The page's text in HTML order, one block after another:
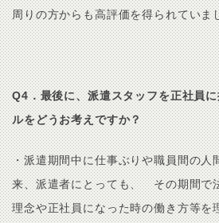
周りの方からも高評価を得られていま
Q4．最後に、派遣スタッフを正社員
ルをどうお考えですか？
・派遣期間中に仕事ぶりや職員間の人
来、派遣者にとっても、 その期間で
理念や正社員になった時の働き方等